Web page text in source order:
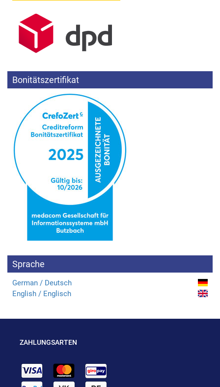
Bonitätszertifikat
Sprache
German / Deutsch
English / Englisch
ZAHLUNGSARTEN